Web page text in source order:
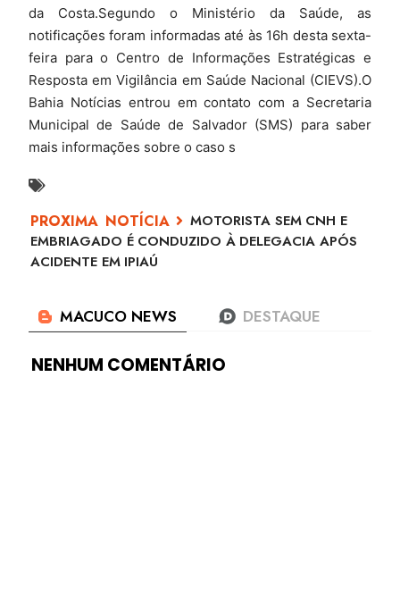
da Costa.Segundo o Ministério da Saúde, as
notificações foram informadas até às 16h desta sexta-
feira para o Centro de Informações Estratégicas e
Resposta em Vigilância em Saúde Nacional (CIEVS).O
Bahia Notícias entrou em contato com a Secretaria
Municipal de Saúde de Salvador (SMS) para saber
mais informações sobre o caso s
MOTORISTA SEM CNH E
EMBRIAGADO É CONDUZIDO À DELEGACIA APÓS
ACIDENTE EM IPIAÚ
NENHUM COMENTÁRIO